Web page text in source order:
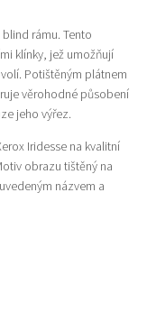
rámu. Tento
klínky, jež umožňují
Potištěným plátnem
věrohodné působení
jeho výřez.
Iridesse na kvalitní
obrazu tištěný na
názvem a